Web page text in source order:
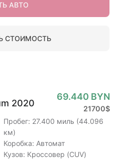
АВТО
СТОИМОСТЬ
2020
69.440 BYN
21700$
Пробег: 27.400 миль (44.096
км)
Коробка: Автомат
Кузов: Кроссовер (CUV)